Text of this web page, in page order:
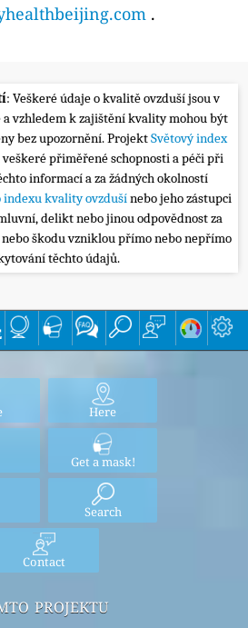
.
: Veškeré údaje o kvalitě ovzduší jsou v
vzhledem k zajištění kvality mohou být
bez upozornění. ProjektSvětový index
přiměřené schopnosti a péči při
informací a za žádných okolností
indexu kvality ovzdušínebo jeho zástupci
delikt nebo jinou odpovědnost za
škodu vzniklou přímo nebo nepřímo
těchto údajů.
Here
Get a mask!
Search
Contact
projektu